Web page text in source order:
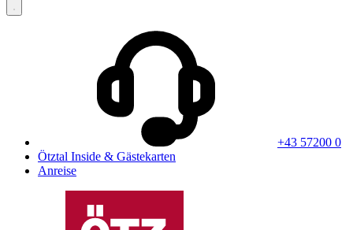
+43 57200 0
Ötztal Inside & Gästekarten
Anreise